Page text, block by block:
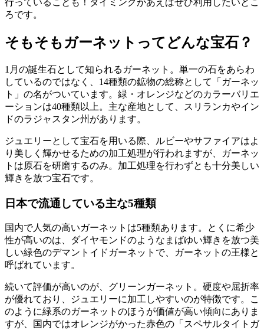
行っていることも！タイミングがあえばぜひ利用したいとこ
ろです。
そもそもガーネットってどんな宝石？
1月の誕生石として知られるガーネット。単一の石をあらわ
しているのではなく、14種類の鉱物の総称として「ガーネッ
ト」の名がついています。緑・オレンジなどのカラーバリエ
ーションは40種類以上。主な産地として、スリランカやイン
ドのラジャスタン州があります。
ジュエリーとして宝石を用いる際、ルビーやサファイアはよ
り美しく輝かせるための加工処理が行われますが、ガーネッ
トは原石を研磨するのみ。加工処理を行わずとも十分美しい
輝きを放つ宝石です。
日本で流通している主な5種類
国内で人気の高いガーネットは5種類あります。とくに希少
性が高いのは、ダイヤモンドのようなまばゆい輝きを放つ美
しい緑色のデマントイドガーネットで、ガーネットの王様と
呼ばれています。
続いて評価が高いのが、グリーンガーネット。硬度や屈折率
が優れており、ジュエリーに加工しやすいのが特徴です。こ
のように緑系のガーネットのほうが価値が高い傾向にありま
すが、国内ではオレンジがかった赤色の「スペサルタイトガ